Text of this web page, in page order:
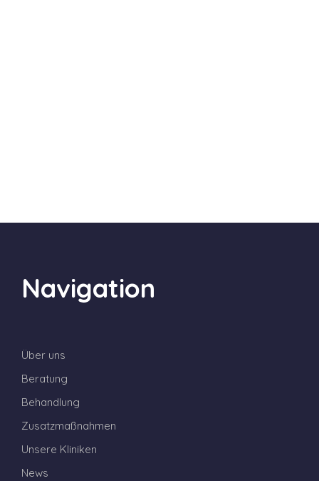
Navigation
Über uns
Beratung
Behandlung
Zusatzmaßnahmen
Unsere Kliniken
News